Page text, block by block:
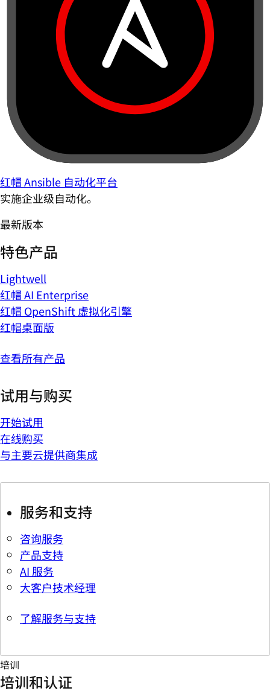
红帽 Ansible 自动化平台
实施企业级自动化。
最新版本
特色产品
Lightwell
红帽 AI Enterprise
红帽 OpenShift 虚拟化引擎
红帽桌面版
查看所有产品
试用与购买
开始试用
在线购买
与主要云提供商集成
服务和支持
咨询服务
产品支持
AI 服务
大客户技术经理
了解服务与支持
培训
培训和认证